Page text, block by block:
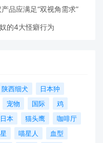
品应满足“双视角需求”
的4大怪癖行为
陕西细犬
日本狆
宠物 国际
鸡
日本 猫头鹰
咖啡厅
喵星人
血型